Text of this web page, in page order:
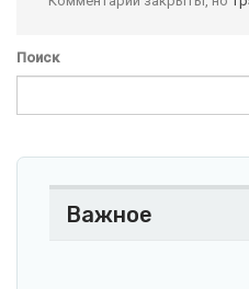
Поиск
Важное